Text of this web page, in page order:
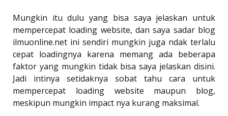
Mungkin itu dulu yang bisa saya jelaskan untuk
mempercepat loading website, dan saya sadar blog
ilmuonline.net ini sendiri mungkin juga ndak terlalu
cepat loadingnya karena memang ada beberapa
faktor yang mungkin tidak bisa saya jelaskan disini.
Jadi intinya setidaknya sobat tahu cara untuk
mempercepat loading website maupun blog,
meskipun mungkin impact nya kurang maksimal.